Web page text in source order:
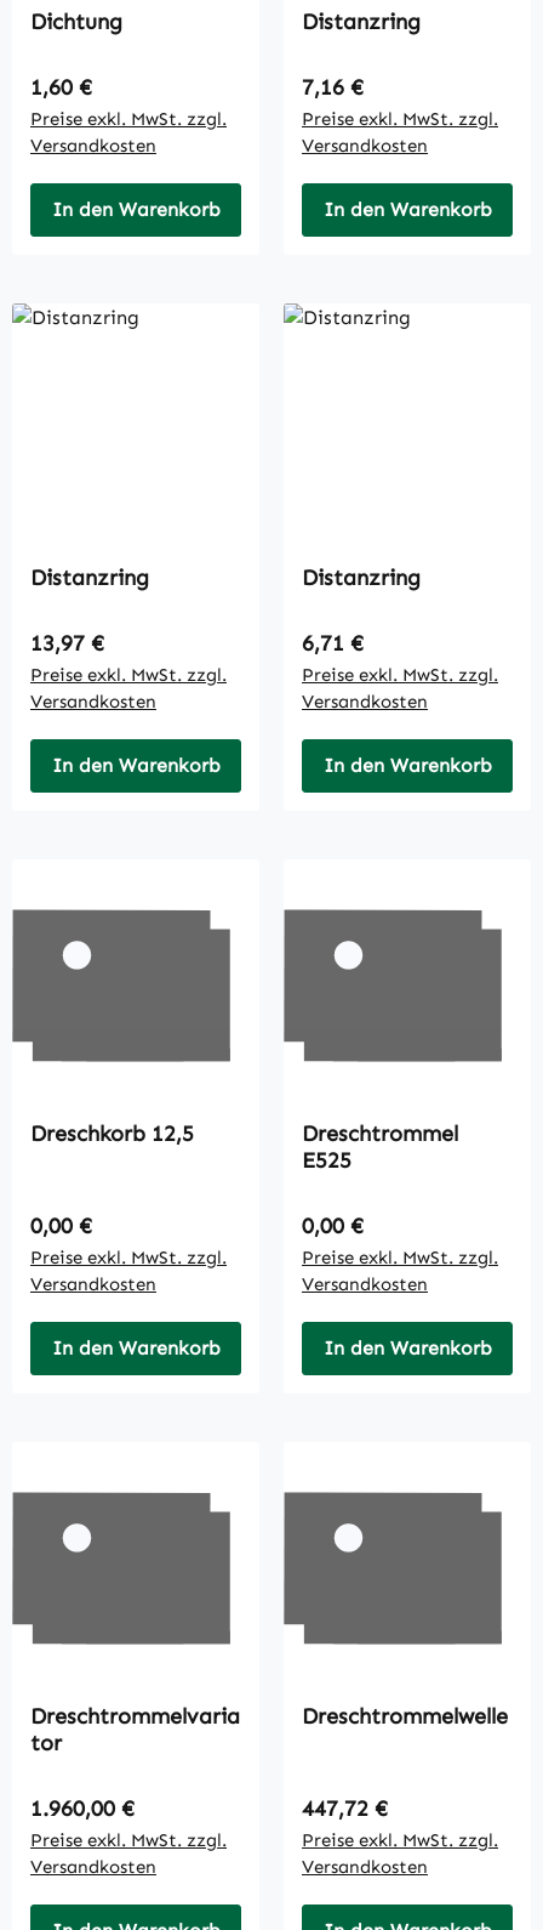
Dichtung
Regulärer Preis:
1,60 €
Preise exkl. MwSt. zzgl.
Versandkosten
In den Warenkorb
Distanzring
Regulärer Preis:
7,16 €
Preise exkl. MwSt. zzgl.
Versandkosten
In den Warenkorb
Distanzring
Regulärer Preis:
13,97 €
Preise exkl. MwSt. zzgl.
Versandkosten
In den Warenkorb
Distanzring
Regulärer Preis:
6,71 €
Preise exkl. MwSt. zzgl.
Versandkosten
In den Warenkorb
Dreschkorb 12,5
Regulärer Preis:
0,00 €
Preise exkl. MwSt. zzgl.
Versandkosten
In den Warenkorb
Dreschtrommel
E525
Regulärer Preis:
0,00 €
Preise exkl. MwSt. zzgl.
Versandkosten
In den Warenkorb
Dreschtrommelvaria
tor
Regulärer Preis:
1.960,00 €
Preise exkl. MwSt. zzgl.
Versandkosten
Dreschtrommelwelle
Regulärer Preis:
447,72 €
Preise exkl. MwSt. zzgl.
Versandkosten